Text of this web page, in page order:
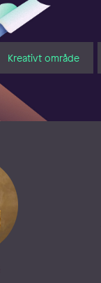
Kreativt område